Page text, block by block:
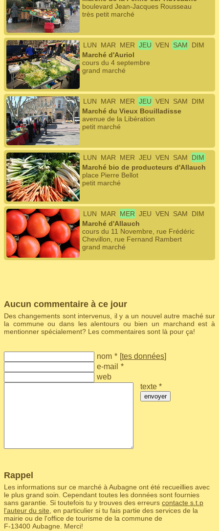
boulevard Jean-Jacques Rousseau
très petit marché
LUN MAR MER JEU VEN SAM
DIM
Marché d'Auriol
cours du 4 septembre
grand marché
LUN MAR MER JEU VEN SAM
DIM
Marché du Vieux Bouilladisse
avenue de la Libération
petit marché
LUN MAR MER JEU VEN SAM
DIM
Marché bio de producteurs d'Allauch
place Pierre Bellot
petit marché
LUN MAR MER JEU VEN SAM
DIM
Marché d'Allauch
cours du 11 Novembre, rue Frédéric
Chevillon, rue Fernand Rambert
grand marché
Aucun commentaire à ce jour
Des changements sont intervenus, il y a un nouvel autre maché sur
la commune ou dans les alentours ou bien un marchand est à
mentionner spécialement? Les commentaires sont là pour ça!
nom * [tes données]
e-mail *
web
texte *
envoyer
Rappel
Les informations sur ce marché à Aubagne ont été recueillies avec
le plus grand soin. Cependant toutes les données sont fournies
sans garantie. Si toutefois tu y trouves des erreurs contacte s.t.p
l'auteur du site , en particulier si tu fais partie des services de la
mairie ou de l'office de tourisme de la commune de
F‑13400 Aubagne. Merci!